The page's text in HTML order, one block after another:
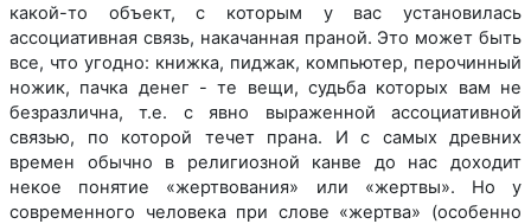
какой-то объект, с которым у вас установилась
ассоциативная связь, накачанная праной. Это может быть
все, что угодно: книжка, пиджак, компьютер, перочинный
ножик, пачка денег - те вещи, судьба которых вам не
безразлична, т.е. с явно выраженной ассоциативной
связью, по которой течет прана. И с самых древних
времен обычно в религиозной канве до нас доходит
некое понятие «жертвования» или «жертвы». Но у
современного человека при слове «жертва» (особенно